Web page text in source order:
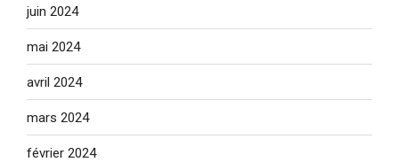
juin 2024
mai 2024
avril 2024
mars 2024
février 2024